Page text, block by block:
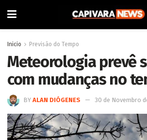
Inicio Previsão do Tempo
Meteorologia prevê
com mudanças no
BY ALAN DIÓGENES 30 de Novembro